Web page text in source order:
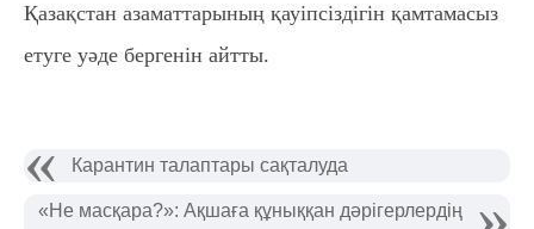
Қазақстан азаматтарының қауіпсіздігін қамтамасыз
етуге уәде бергенін айтты.
Карантин талаптары сақталуда
«Не масқара?»: Ақшаға құныққан дәрігерлердің